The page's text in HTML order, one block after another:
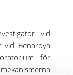
vid
vid Benaroya
för